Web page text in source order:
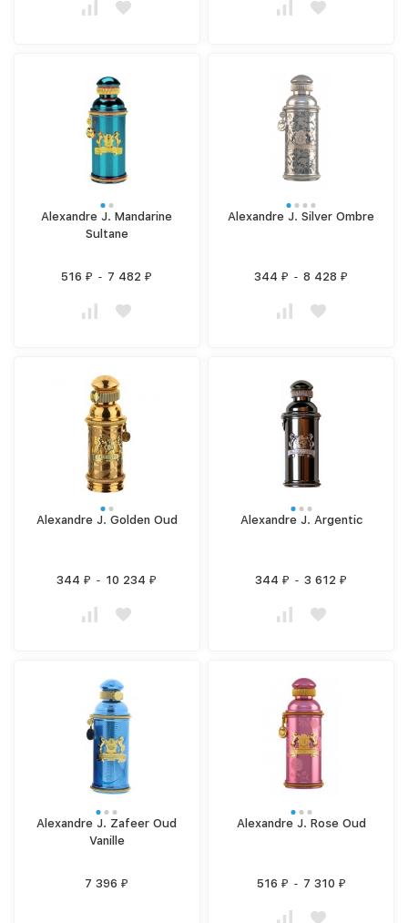
Alexandre J. Mandarine
Sultane
516₽ - 7 482₽
Alexandre J. Silver Ombre
344₽ - 8 428₽
Alexandre J. Golden Oud
344₽ - 10 234₽
Alexandre J. Argentic
344₽ - 3 612₽
Alexandre J. Zafeer Oud
Vanille
7 396₽
Alexandre J. Rose Oud
516 ₽ - 7 310 ₽